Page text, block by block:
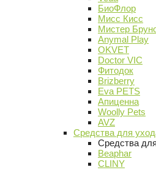
БиоФлор
Мисс Кисс
Мистер
Anymal Play
OKVET
Doctor VIC
Фитодок
Brizberry
Eva PETS
Апиценна
Woolly Pets
AVZ
Средства для
Средства
Beaphar
CLINY